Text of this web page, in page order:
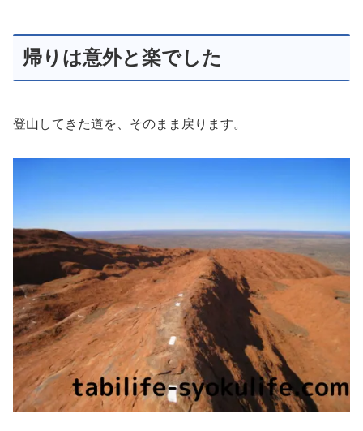
帰りは意外と楽でした
登山してきた道を、そのまま戻ります。